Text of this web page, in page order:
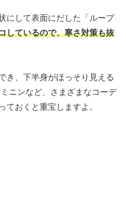
にして表面にだした「ループ
しているので、寒さ対策も抜
き、下半身がほっそり見える
ニンなど、さまざまなコーデ
ておくと重宝しますよ。